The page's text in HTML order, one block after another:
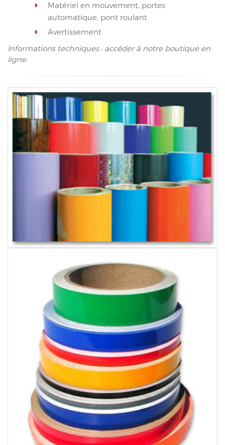
Matériel en mouvement, portes
automatique, pont roulant
Avertissement
Informations techniques : accéder à notre boutique en
ligne